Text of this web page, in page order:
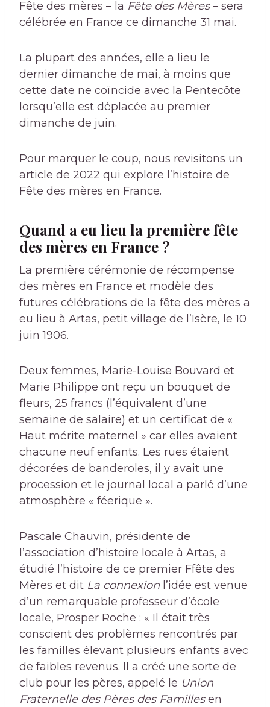
Fête des mères – la Fête des Mères– sera
célébrée en France ce dimanche 31 mai.
La plupart des années, elle a lieu le
dernier dimanche de mai, à moins que
cette date ne coïncide avec la Pentecôte
lorsqu’elle est déplacée au premier
dimanche de juin.
Pour marquer le coup, nous revisitons un
article de 2022 qui explore l’histoire de
Fête des mères en France.
Quand a eu lieu la première fête
des mères en France ?
La première cérémonie de récompense
des mères en France et modèle des
futures célébrations de la fête des mères a
eu lieu à Artas, petit village de l’Isère, le 10
juin 1906.
Deux femmes, Marie-Louise Bouvard et
Marie Philippe ont reçu un bouquet de
fleurs, 25 francs (l’équivalent d’une
semaine de salaire) et un certificat de «
Haut mérite maternel » car elles avaient
chacune neuf enfants. Les rues étaient
décorées de banderoles, il y avait une
procession et le journal local a parlé d’une
atmosphère « féerique ».
Pascale Chauvin, présidente de
l’association d’histoire locale à Artas, a
étudié l’histoire de ce premier Ffête des
Mères et dit La connexion l’idée est venue
d’un remarquable professeur d’école
locale, Prosper Roche : « Il était très
conscient des problèmes rencontrés par
les familles élevant plusieurs enfants avec
de faibles revenus. Il a créé une sorte de
club pour les pères, appelé le Union
Fraternelle des Pères des Famillesen